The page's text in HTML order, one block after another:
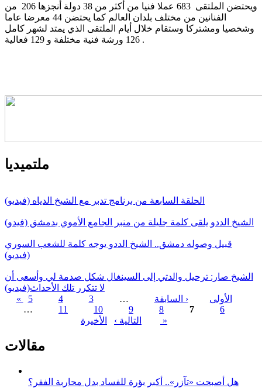
ويحتضن الملتقى 683 عملا فنيا من أكثر من 38 دولة أنجزها 206 من
الفنانين من مختلف بلدان العالم كما يحتضن 44 معرضا عاما
وشخصيا ومشتركا وستقام خلال أيام الملتقى الذي يمتد لشهر كامل
126 ورشة فنية مختلفة و 129 فعالية .
ملتميديا
الحلقة السابعة من برنامج تدبر مع الشيخ الدياه (فيديو)
الشيخ الددو يلقى كلمة جليلة من منبر الجامع الأموي بدمشق (فيدو)
قبيل وصوله دمشق.. الشيخ الددو يوجه كلمة للشعب السوري
(فيديو)
الشيخ صار: ترحيل والدتي إلى السينغال شكل صدمة لي وأسعى أن
لا تتكرر تلك الأحداث(فيديو)
الصفحات
« الأولى ‹ السابقة …
3
4
5
6
7
8
9
10
11
…
التالية ›
الأخيرة »
مقالات
هل أصبحت «تآزر».. أكبر بؤرة للفساد بدل محاربة الفقر؟